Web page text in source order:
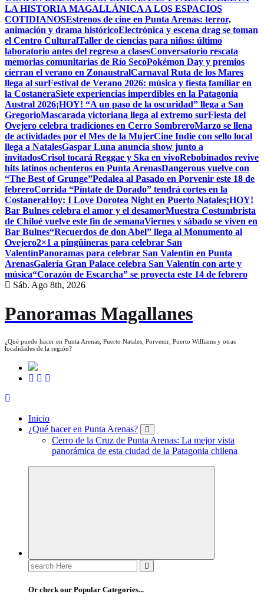
LA HISTORIA MAGALLÁNICA A LOS ESPACIOS
COTIDIANOSEstrenos de cine en Punta Arenas: terror,
animación y drama históricoElectrónica y escena drag se toman
el Centro CulturalTaller de ciencias para niños: último
laboratorio antes del regreso a clasesConversatorio rescata
memorias comunitarias de Río SecoPokémon Day y premios
cierran el verano en ZonaustralCarnaval Ruta de los Mares
llega al surFestival de Verano 2026: música y fiesta familiar en
la CostaneraSiete experiencias imperdibles en la Patagonia
Austral 2026¡HOY! “A un paso de la oscuridad” llega a San
GregorioMascarada victoriana llega al extremo surFiesta del
Ovejero celebra tradiciones en Cerro SombreroMarzo se llena
de actividades por el Mes de la MujerCine Indie con sello local
llega a NatalesGaspar Luna anuncia show junto a
invitadosCrisol tocará Reggae y Ska en vivoRebobinados revive
hits latinos ochenteros en Punta ArenasDangerous vuelve con
“The Best of Grunge”Pedalea al Pasado en Porvenir este 18 de
febreroCorrida “Píntate de Dorado” tendrá cortes en la
CostaneraHoy: I Love Dorotea Night en Puerto Natales¡HOY!
Bar Bulnes celebra el amor y el desamorMuestra Costumbrista
de Chiloé vuelve este fin de semanaViernes y sábado se viven en
Bar Bulnes“Recuerdos de don Abel” llega al Monumento al
Ovejero2×1 a pingüineras para celebrar San
ValentínPanoramas para celebrar San Valentín en Punta
ArenasGalería Gran Palace celebra San Valentín con arte y
música“Corazón de Escarcha” se proyecta este 14 de febrero
Sáb. Ago 8th, 2026
Panoramas Magallanes
¿Qué puedo hacer en Punta Arenas, Puerto Natales, Porvenir, Puerto Williams y otras
localidades de la región?
Inicio
¿Qué hacer en Punta Arenas?
Cerro de la Cruz de Punta Arenas: La mejor vista
panorámica de esta ciudad de la Patagonia chilena
Search
for:
Or check our Popular Categories...